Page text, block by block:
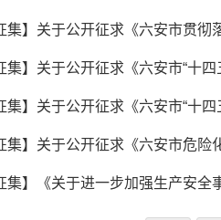
集】关于公开征求《六安市“十
集】关于公开征求《六安市危